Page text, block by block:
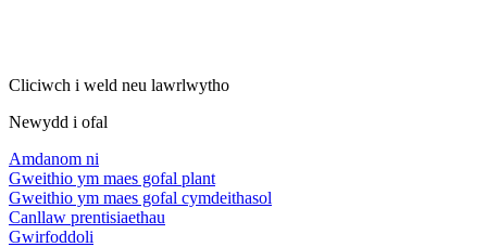
Cliciwch i weld neu lawrlwytho
Newydd i ofal
Amdanom ni
Gweithio ym maes gofal plant
Gweithio ym maes gofal cymdeithasol
Canllaw prentisiaethau
Gwirfoddoli